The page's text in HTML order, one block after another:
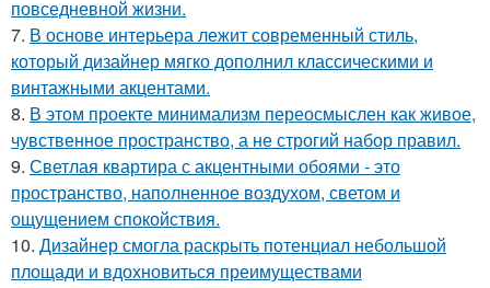
повседневной жизни.
7. В основе интерьера лежит современный стиль,
который дизайнер мягко дополнил классическими и
винтажными акцентами.
8. В этом проекте минимализм переосмыслен как живое,
чувственное пространство, а не строгий набор правил.
9. Светлая квартира с акцентными обоями - это
пространство, наполненное воздухом, светом и
ощущением спокойствия.
10. Дизайнер смогла раскрыть потенциал небольшой
площади и вдохновиться преимуществами